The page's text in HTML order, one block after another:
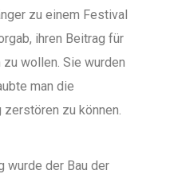
zu einem Festival
ihren Beitrag für
wollen. Sie wurden
man die
zerstören zu können.
wurde der Bau der